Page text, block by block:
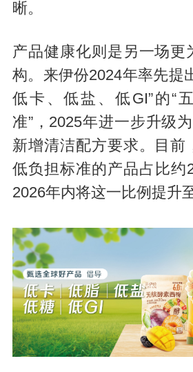
晰。
产品健康化则是另一场更
构。来伊份2024年率先提
低卡、低盐、低GI”的“
准”，2025年进一步升级
新增清洁配方要求。目前
低负担标准的产品占比约
2026年内将这一比例提升